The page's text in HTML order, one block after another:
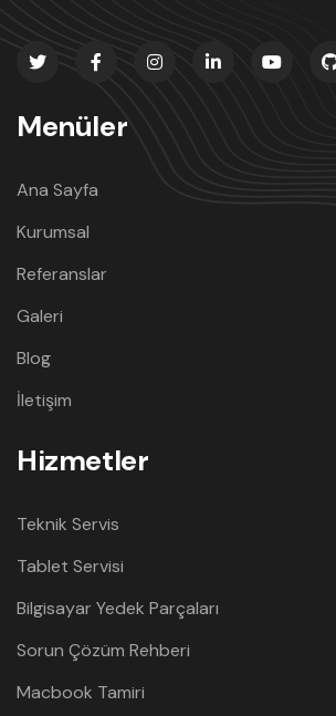
Menüler
Ana Sayfa
Kurumsal
Referanslar
Galeri
Blog
İletişim
Hizmetler
Teknik Servis
Tablet Servisi
Bilgisayar Yedek Parçaları
Sorun Çözüm Rehberi
Macbook Tamiri